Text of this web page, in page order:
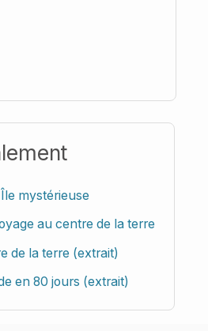
mystérieuse
au centre de la terre
de la terre (extrait)
en 80 jours (extrait)